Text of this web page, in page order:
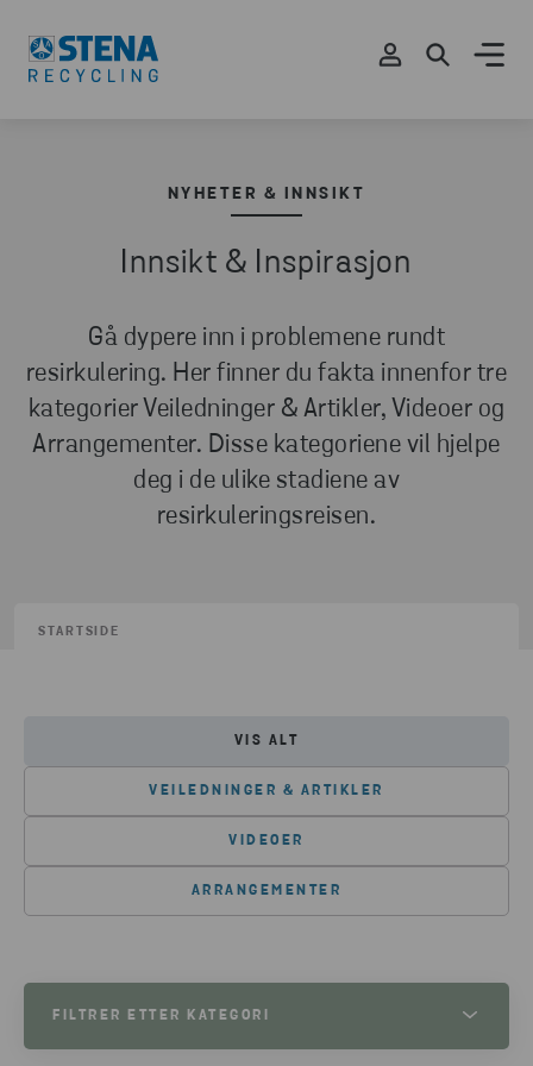
NYHETER & INNSIKT
Innsikt & Inspirasjon
Gå dypere inn i problemene rundt
resirkulering. Her finner du fakta innenfor tre
kategorier Veiledninger & Artikler, Videoer og
Arrangementer. Disse kategoriene vil hjelpe
deg i de ulike stadiene av
resirkuleringsreisen.
STARTSIDE
VIS ALT
VEILEDNINGER & ARTIKLER
VIDEOER
ARRANGEMENTER
FILTRER ETTER KATEGORI